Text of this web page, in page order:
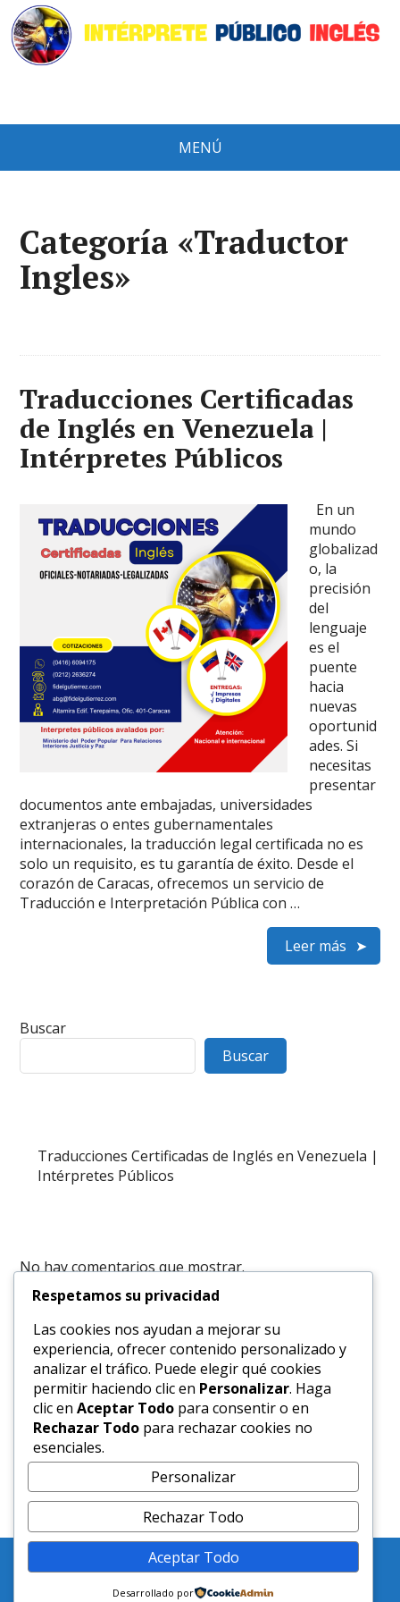
MENÚ
Categoría «Traductor
Ingles»
Traducciones Certificadas
de Inglés en Venezuela |
Intérpretes Públicos
En un
mundo
globalizad
o, la
precisión
del
lenguaje
es el
puente
hacia
nuevas
oportunid
ades. Si
necesitas
presentar
documentos ante embajadas, universidades
extranjeras o entes gubernamentales
internacionales, la traducción legal certificada no es
solo un requisito, es tu garantía de éxito. Desde el
corazón de Caracas, ofrecemos un servicio de
Traducción e Interpretación Pública con …
Leer más
Buscar
Buscar
Traducciones Certificadas de Inglés en Venezuela |
Intérpretes Públicos
No hay comentarios que mostrar.
marzo 2026
Categoria
Servicio de Traducciones e Interpretaciones en Ingles
certificadas por Interprete Publico Venezolano© 2026
Tema porWP Puzzle
Respetamos su privacidad
Las cookies nos ayudan a mejorar su
experiencia, ofrecer contenido personalizado y
analizar el tráfico. Puede elegir qué cookies
permitir haciendo clic en Personalizar. Haga
clic en Aceptar Todo para consentir o en
Rechazar Todo para rechazar cookies no
esenciales.
Personalizar
Rechazar Todo
Aceptar Todo
Desarrollado por